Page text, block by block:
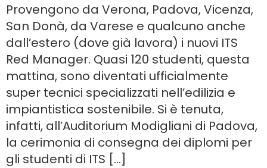
Provengono da Verona, Padova, Vicenza,
San Donà, da Varese e qualcuno anche
dall’estero (dove già lavora) i nuovi ITS
Red Manager. Quasi 120 studenti, questa
mattina, sono diventati ufficialmente
super tecnici specializzati nell’edilizia e
impiantistica sostenibile. Si è tenuta,
infatti, all’Auditorium Modigliani di Padova,
la cerimonia di consegna dei diplomi per
gli studenti di ITS […]